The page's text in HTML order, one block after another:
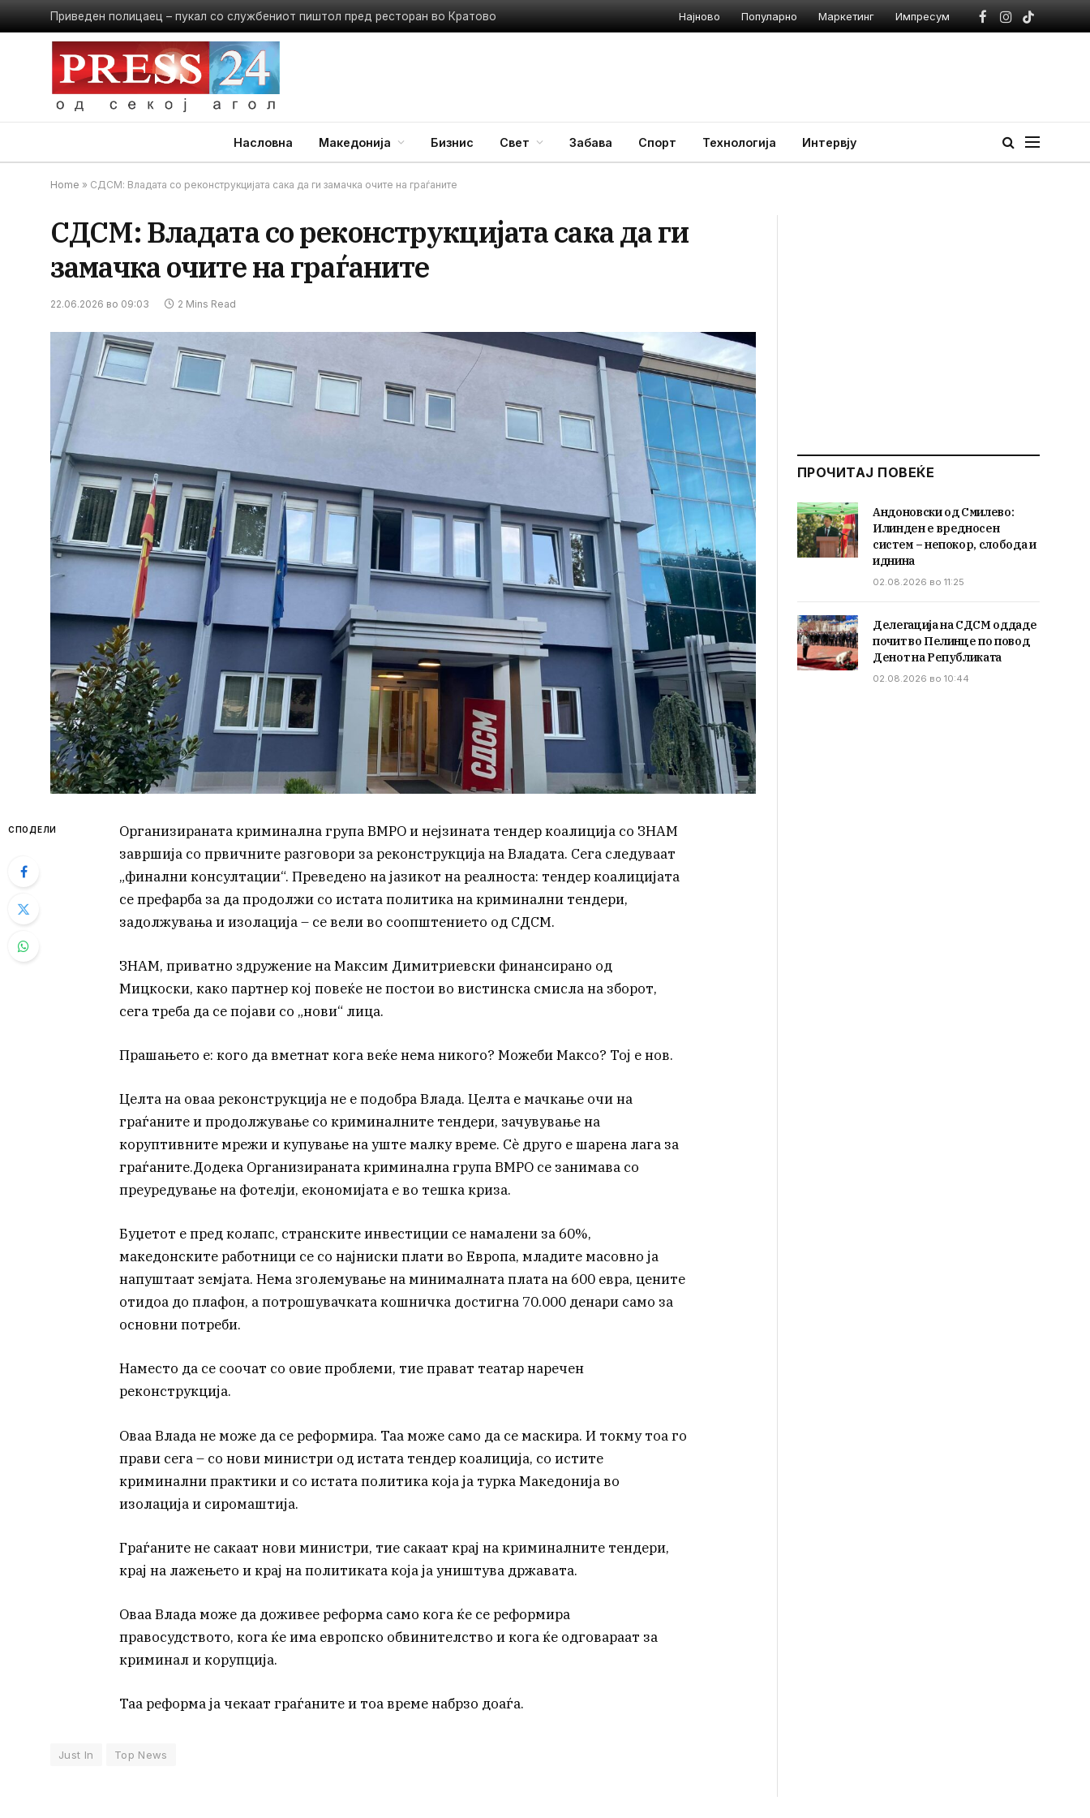
Приведен полицаец – пукал со службениот пиштол пред ресторан во Кратово Најново Популарно Маркетинг Импресум
Facebook
Instagram
TikTok
Насловна Македонија Бизнис Свет Забава Спорт Технологија Интервју
Home » СДСМ: Владата со реконструкцијата сака да ги замачка очите на граѓаните
СДСМ: Владата со реконструкцијата сака да ги
замачка очите на граѓаните
22.06.2026 во 09:03 2 Mins Read
СПОДЕЛИ
Организираната криминална група ВМРО и нејзината тендер коалиција со ЗНАМ
завршија со првичните разговори за реконструкција на Владата. Сега следуваат
„финални консултации“. Преведено на јазикот на реалноста: тендер коалицијата
се префарба за да продолжи со истата политика на криминални тендери,
задолжувања и изолација – се вели во соопштението од СДСМ.
ЗНАМ, приватно здружение на Максим Димитриевски финансирано од
Мицкоски, како партнер кој повеќе не постои во вистинска смисла на зборот,
сега треба да се појави со „нови“ лица.
Прашањето е: кого да вметнат кога веќе нема никого? Можеби Максо? Тој е нов.
Целта на оваа реконструкција не е подобра Влада. Целта е мачкање очи на
граѓаните и продолжување со криминалните тендери, зачувување на
коруптивните мрежи и купување на уште малку време. Сè друго е шарена лага за
граѓаните.Додека Организираната криминална група ВМРО се занимава со
преуредување на фотелји, економијата е во тешка криза.
Буџетот е пред колапс, странските инвестиции се намалени за 60%,
македонските работници се со најниски плати во Европа, младите масовно ја
напуштаат земјата. Нема зголемување на минималната плата на 600 евра, цените
отидоа до плафон, а потрошувачката кошничка достигна 70.000 денари само за
основни потреби.
Наместо да се соочат со овие проблеми, тие прават театар наречен
реконструкција.
Оваа Влада не може да се реформира. Таа може само да се маскира. И токму тоа го
прави сега – со нови министри од истата тендер коалиција, со истите
криминални практики и со истата политика која ја турка Македонија во
изолација и сиромаштија.
Граѓаните не сакаат нови министри, тие сакаат крај на криминалните тендери,
крај на лажењето и крај на политиката која ја уништува државата.
Оваа Влада може да доживее реформа само кога ќе се реформира
правосудството, кога ќе има европско обвинителство и кога ќе одговараат за
криминал и корупција.
Таа реформа ја чекаат граѓаните и тоа време набрзо доаѓа.
Just In Top News
ПРОЧИТАЈ ПОВЕЌЕ
Андоновски од Смилево:
Илинден е вредносен
систем – непокор, слобода и
иднина
02.08.2026 во 11:25
Делегација на СДСМ оддаде
почит во Пелинце по повод
Денот на Републиката
02.08.2026 во 10:44